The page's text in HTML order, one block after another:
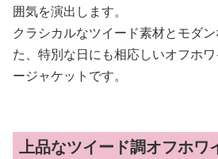
囲気を演出します。
クラシカルなツイード素材とモダ
た、特別な日にも相応しいオフホ
ージャケットです。
上品なツイード調オフホワ